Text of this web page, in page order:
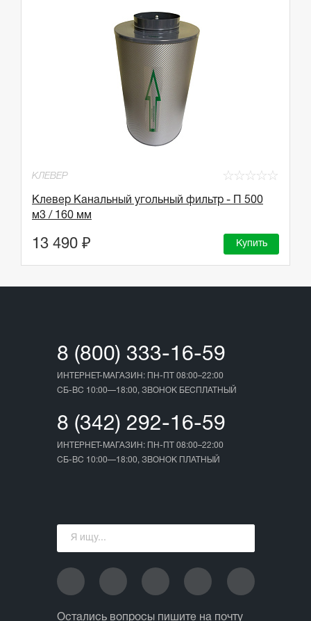
КЛЕВЕР ☆
☆
☆
☆
☆
Клевер Канальный угольный фильтр - П 500
м3 / 160 мм
13 490 ₽ Купить
8 (800) 333-16-59
ИНТЕРНЕТ-МАГАЗИН: ПН-ПТ 08:00–22:00
СБ-ВС 10:00—18:00, ЗВОНОК БЕСПЛАТНЫЙ
8 (342) 292-16-59
ИНТЕРНЕТ-МАГАЗИН: ПН-ПТ 08:00–22:00
СБ-ВС 10:00—18:00, ЗВОНОК ПЛАТНЫЙ
Остались вопросы пишите на почту